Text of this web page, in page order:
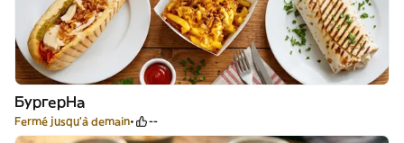
БургерНа
Fermé jusqu'à demain --